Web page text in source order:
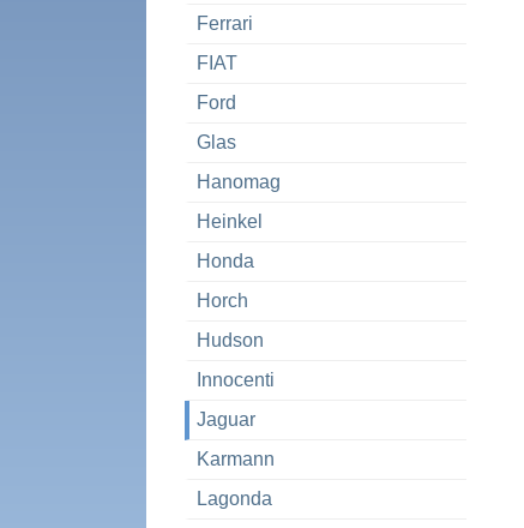
Ferrari
FIAT
Ford
Glas
Hanomag
Heinkel
Honda
Horch
Hudson
Innocenti
Jaguar
Karmann
Lagonda